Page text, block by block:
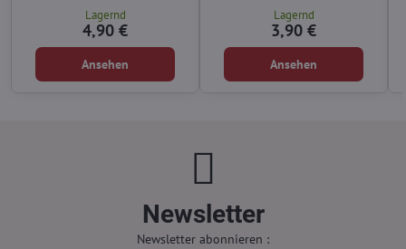
elegante Muster bringt Raffinesse
in jeden Look – ideal zu Slippern,
Halbschuhen oder Ankle Boots.
Lagernd
4,90 €
Ansehen
Lagernd
3,90 €
Ansehen
Newsletter
Newsletter abonnieren :